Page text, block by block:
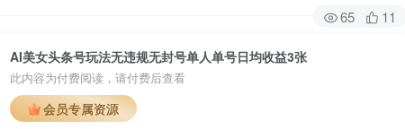
65 11
AI美女头条号玩法无违规无封号单人单号日均收益3张
此内容为付费阅读，请付费后查看
会员专属资源